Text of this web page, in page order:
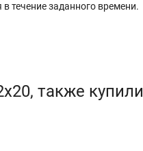
течение заданного времени.
также купили